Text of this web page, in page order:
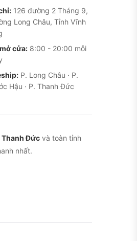
126 đường 2 Tháng 9,
Long Châu, Tỉnh Vĩnh
cửa: 8:00 - 20:00 mỗi
P. Long Châu · P.
Hậu · P. Thanh Đức
Thanh Đức và toàn tỉnh
nhất.